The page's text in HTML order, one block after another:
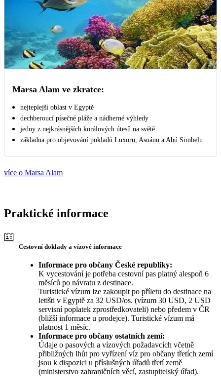
Marsa Alam ve zkratce:
nejteplejší oblast v Egyptě
dechberoucí písečné pláže a nádherné výhledy
jedny z nejkrásnějších korálových útesů na světě
základna pro objevování pokladů Luxoru, Asuánu a Abú Simbelu
více o Marsa Alam
Praktické informace
Cestovní doklady a vízové informace
Informace pro občany České republiky:
K vycestování je potřeba cestovní pas platný alespoň 6
měsíců po návratu z destinace.
Turistické vízum lze zakoupit po příletu do destinace na
letišti v Egyptě za 32 USD/os. (vízum 30 USD, 2 USD
servisní poplatek zprostředkovateli) nebo předem v ČR
(bližší informace u prodejce). Turistické vízum má
platnost 1 měsíc.
Informace pro občany ostatních zemí:
Údaje o pasových a vízových požadavcích včetně
přibližných lhůt pro vyřízení víz pro občany třetích zemí
jsou k dispozici u příslušných úřadů třetí země
(ministerstvo zahraničních věcí, zastupitelský úřad).